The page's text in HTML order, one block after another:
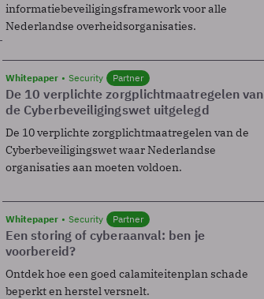
informatiebeveiligingsframework voor alle
Nederlandse overheidsorganisaties.
Whitepaper Security Partner
De 10 verplichte zorgplichtmaatregelen van
de Cyberbeveiligingswet uitgelegd
De 10 verplichte zorgplichtmaatregelen van de
Cyberbeveiligingswet waar Nederlandse
organisaties aan moeten voldoen.
Whitepaper Security Partner
Een storing of cyberaanval: ben je
voorbereid?
Ontdek hoe een goed calamiteitenplan schade
beperkt en herstel versnelt.